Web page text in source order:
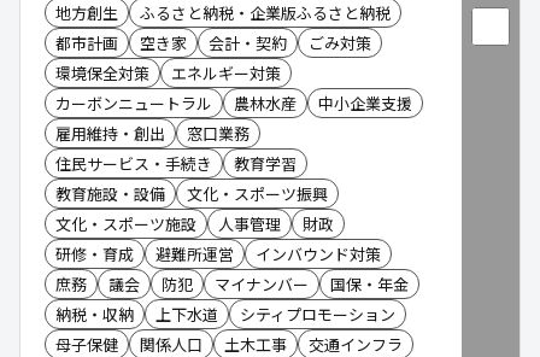
地方創生
ふるさと納税・企業版ふるさと納税
都市計画
空き家 会計・契約
ごみ対策
環境保全対策
エネルギー対策
カーボンニュートラル
農林水産
中小企業支援
雇用維持・創出
窓口業務
住民サービス・手続き
教育学習
教育施設・設備
文化・スポーツ振興
文化・スポーツ施設
人事管理
財政
研修・育成
避難所運営
インバウンド対策
庶務
議会 防犯 マイナンバー
国保・年金
納税・収納
上下水道
シティプロモーション
母子保健
関係人口 土木工事
交通インフラ